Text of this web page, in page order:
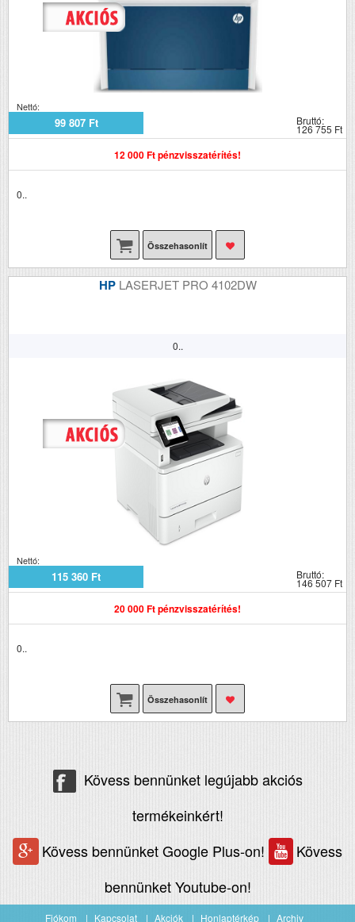
Nettó:
99 807 Ft Bruttó:
126 755 Ft
12 000 Ft pénzvisszatérítés!
0..
Összehasonlít
HP LASERJET PRO 4102DW
0..
Nettó:
115 360 Ft Bruttó:
146 507 Ft
20 000 Ft pénzvisszatérítés!
0..
Összehasonlít
Kövess bennünket legújabb akciós
termékeinkért!
Kövess bennünket Google Plus-on!
Kövess
bennünket Youtube-on!
Fiókom Kapcsolat Akciók Honlaptérkép Archiv